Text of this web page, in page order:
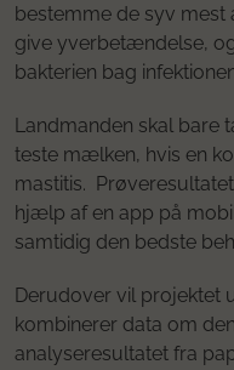
bestemme de syv mest
give yverbetændelse,
bakterien bag
Landmanden skal bare
teste mælken, hvis en
mastitis.
hjælp af en app på
samtidig den bedste
Derudover vil projektet
kombinerer data om
analyseresultatet fra